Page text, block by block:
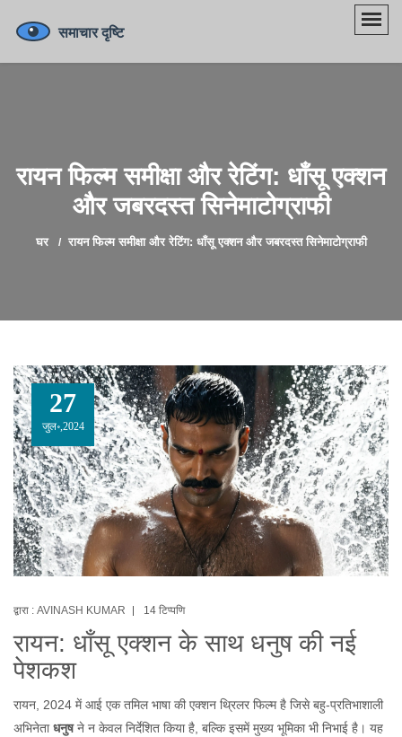
रायन फिल्म समीक्षा और रेटिंग: धाँसू एक्शन
और जबरदस्त सिनेमाटोग्राफी
घर रायन फिल्म समीक्षा और रेटिंग: धाँसू एक्शन और जबरदस्त सिनेमाटोग्राफी
27
जुल॰,2024
द्वारा : AVINASH KUMAR 14 टिप्पणि
रायन: धाँसू एक्शन के साथ धनुष की नई
पेशकश
रायन, 2024 में आई एक तमिल भाषा की एक्शन थ्रिलर फिल्म है जिसे बहु-प्रतिभाशाली
अभिनेताधनुषने न केवल निर्देशित किया है, बल्कि इसमें मुख्य भूमिका भी निभाई है। यह